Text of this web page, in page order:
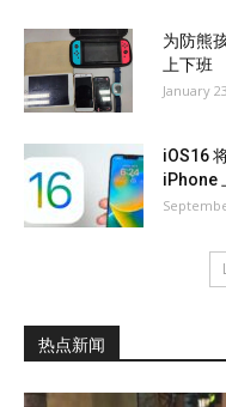
为防熊
上下班
January
iOS16
iPhone
热点新闻